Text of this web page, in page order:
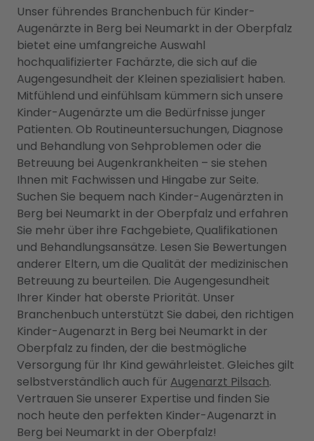
Unser führendes Branchenbuch für Kinder-
Augenärzte in Berg bei Neumarkt in der Oberpfalz
bietet eine umfangreiche Auswahl
hochqualifizierter Fachärzte, die sich auf die
Augengesundheit der Kleinen spezialisiert haben.
Mitfühlend und einfühlsam kümmern sich unsere
Kinder-Augenärzte um die Bedürfnisse junger
Patienten. Ob Routineuntersuchungen, Diagnose
und Behandlung von Sehproblemen oder die
Betreuung bei Augenkrankheiten – sie stehen
Ihnen mit Fachwissen und Hingabe zur Seite.
Suchen Sie bequem nach Kinder-Augenärzten in
Berg bei Neumarkt in der Oberpfalz und erfahren
Sie mehr über ihre Fachgebiete, Qualifikationen
und Behandlungsansätze. Lesen Sie Bewertungen
anderer Eltern, um die Qualität der medizinischen
Betreuung zu beurteilen. Die Augengesundheit
Ihrer Kinder hat oberste Priorität. Unser
Branchenbuch unterstützt Sie dabei, den richtigen
Kinder-Augenarzt in Berg bei Neumarkt in der
Oberpfalz zu finden, der die bestmögliche
Versorgung für Ihr Kind gewährleistet. Gleiches gilt
selbstverständlich auch für Augenarzt Pilsach.
Vertrauen Sie unserer Expertise und finden Sie
noch heute den perfekten Kinder-Augenarzt in
Berg bei Neumarkt in der Oberpfalz!